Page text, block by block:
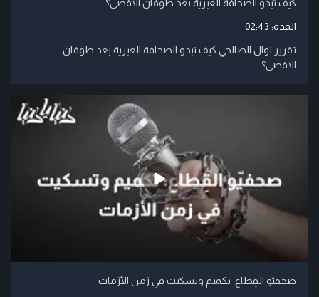
كيف تبدو الصحافة العبرية بعد طوفان الاقصى؟
المدة: 02:43
تقرير نوال الصالحي كيف تبدو الصحافة العبرية بعد طوفان
الاقصى؟
صحفيّو القِطاع: تكميم وتسكيت في زمن الأزمات